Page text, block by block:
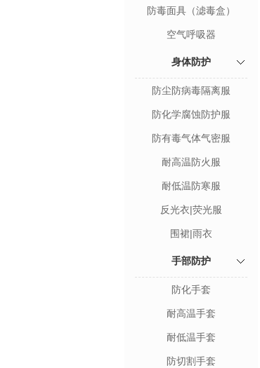
防毒面具（滤毒盒）
空气呼吸器
身体防护
防尘防病毒隔离服
防化学腐蚀防护服
防有毒气体气密服
耐高温防火服
耐低温防寒服
反光衣|荧光服
围裙|雨衣
手部防护
防化手套
耐高温手套
耐低温手套
防切割手套